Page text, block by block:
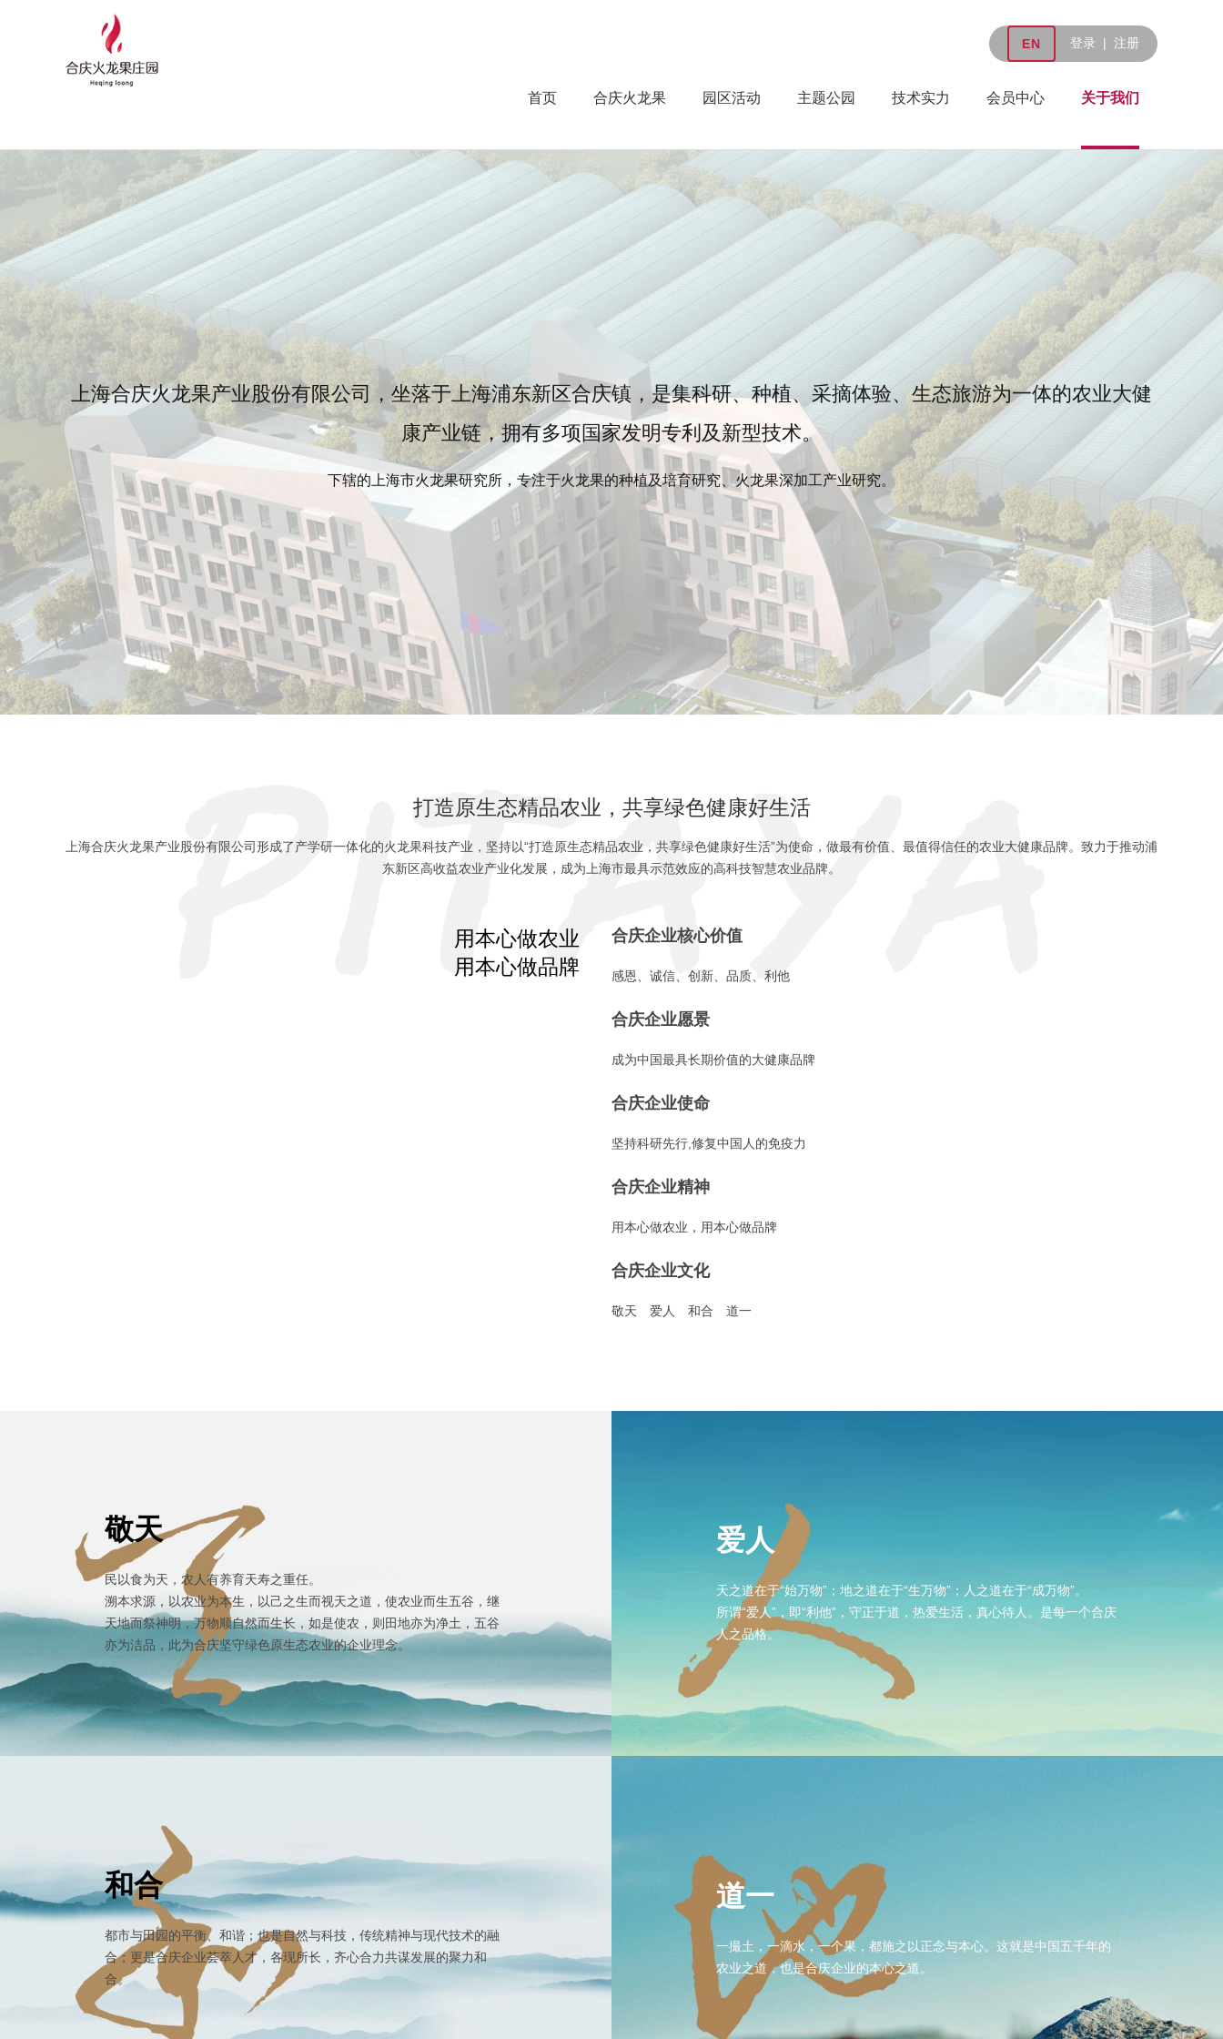
EN 登录 | 注册
首页 合庆火龙果 园区活动 主题公园 技术实力 会员中心 关于我们
首页
合庆火龙果
酵素
主题公园
关于我们
登录 注册
上海合庆火龙果产业股份有限公司，坐落于上海浦东新区合庆镇，是集科研、种植、采摘体验、生态旅游为一体的农业大健
康产业链，拥有多项国家发明专利及新型技术。
下辖的上海市火龙果研究所，专注于火龙果的种植及培育研究、火龙果深加工产业研究。
打造原生态精品农业，共享绿色健康好生活
上海合庆火龙果产业股份有限公司形成了产学研一体化的火龙果科技产业，坚持以“打造原生态精品农业，共享绿色健康好生活”为使命，做最有价值、最值得信任的农业大健康品牌。致力于推动浦
东新区高收益农业产业化发展，成为上海市最具示范效应的高科技智慧农业品牌。
合庆企业核心价值
感恩、诚信、创新、品质、利他
合庆企业愿景
成为中国最具长期价值的大健康品牌
合庆企业使命
坚持科研先行,修复中国人的免疫力
合庆企业精神
用本心做农业，用本心做品牌
合庆企业文化
敬天 爱人 和合 道一
用本心做农业
用本心做品牌
敬天
民以食为天，农人有养育天寿之重任。
溯本求源，以农业为本生，以己之生而视天之道，使农业而生五谷，继
天地而祭神明，万物顺自然而生长，如是使农，则田地亦为净土，五谷
亦为洁品，此为合庆坚守绿色原生态农业的企业理念。
爱人
天之道在于“始万物”；地之道在于“生万物”；人之道在于“成万物”。
所谓“爱人”，即“利他”，守正于道，热爱生活，真心待人。是每一个合庆
人之品格。
和合
都市与田园的平衡、和谐；也是自然与科技，传统精神与现代技术的融
合；更是合庆企业荟萃人才，各现所长，齐心合力共谋发展的聚力和
合。
道一
一撮土，一滴水，一个果，都施之以正念与本心。这就是中国五千年的
农业之道，也是合庆企业的本心之道。